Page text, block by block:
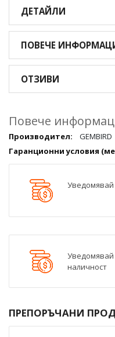
ДЕТАЙЛИ
ПОВЕЧЕ
ОТЗИВИ
Повече
Повече
информация
qqq
GEMBIRD
Уведомявай
Уведомявай
наличност
ПРЕПОРЪЧАНИ